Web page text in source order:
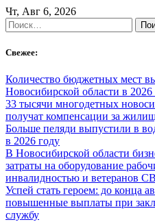
Skip
to
content
Чт, Авг 6, 2026
Найти:
Свежее:
Количество бюджетных мест
Новосибирской области в 2026
33 тысячи многодетных
получат компенсации за
Больше пеляди выпустили в
в 2026 году
В Новосибирской области
затраты на оборудование
инвалидностью и ветеранов
Успей стать героем: до конца
повышенные выплаты при
службу